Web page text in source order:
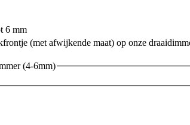
6 mm
(met afwijkende maat) op onze
(4-6mm)